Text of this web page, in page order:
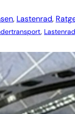
, Lastenrad,
, Lastenrad